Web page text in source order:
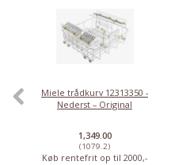
Miele trådkurv 12313350 -
Nederst – Original
1,349.00
(1079.2)
Køb rentefrit op til 2000,-